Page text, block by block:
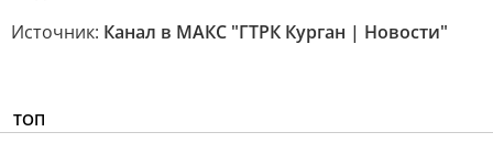
Источник: Канал в МАКС "ГТРК Курган | Новости"
ТОП